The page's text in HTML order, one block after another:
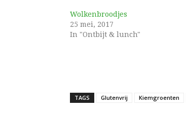
Wolkenbroodjes
25 mei, 2017
In "Ontbijt & lunch"
TAGS Glutenvrij Kiemgroenten